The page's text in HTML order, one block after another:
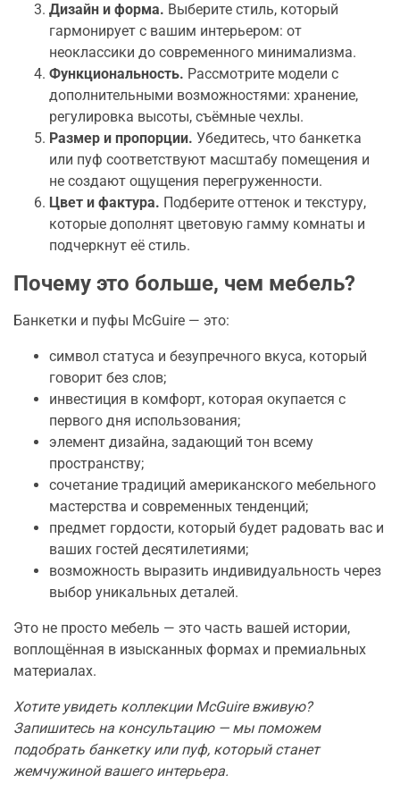
Дизайн и форма. Выберите стиль, который
гармонирует с вашим интерьером: от
неоклассики до современного минимализма.
Функциональность. Рассмотрите модели с
дополнительными возможностями: хранение,
регулировка высоты, съёмные чехлы.
Размер и пропорции. Убедитесь, что банкетка
или пуф соответствуют масштабу помещения и
не создают ощущения перегруженности.
Цвет и фактура. Подберите оттенок и текстуру,
которые дополнят цветовую гамму комнаты и
подчеркнут её стиль.
Почему это больше, чем мебель?
Банкетки и пуфы McGuire — это:
символ статуса и безупречного вкуса, который
говорит без слов;
инвестиция в комфорт, которая окупается с
первого дня использования;
элемент дизайна, задающий тон всему
пространству;
сочетание традиций американского мебельного
мастерства и современных тенденций;
предмет гордости, который будет радовать вас и
ваших гостей десятилетиями;
возможность выразить индивидуальность через
выбор уникальных деталей.
Это не просто мебель — это часть вашей истории,
воплощённая в изысканных формах и премиальных
материалах.
Хотите увидеть коллекции McGuire вживую?
Запишитесь на консультацию — мы поможем
подобрать банкетку или пуф, который станет
жемчужиной вашего интерьера.